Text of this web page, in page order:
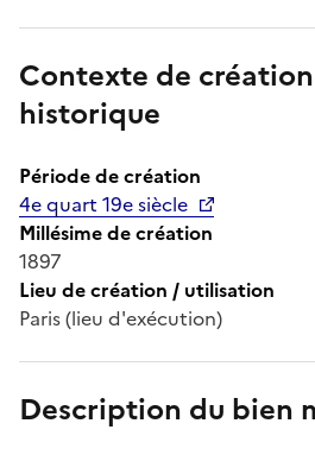
Contexte de
historique
Période de création
4e quart 19e siècle
Millésime de création
1897
Lieu de création / utilisation
Paris (lieu d'exécution)
Description du bien